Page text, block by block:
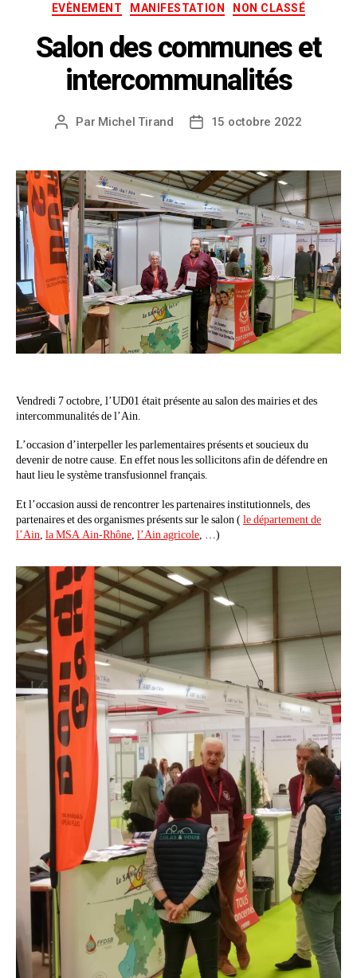
EVÈNEMENT MANIFESTATION NON CLASSÉ
Salon des communes et
intercommunalités
Par Michel Tirand 15 octobre 2022
Vendredi 7 octobre, l’UD01 était présente au salon des mairies et des
intercommunalités de l’Ain.
L’occasion d’interpeller les parlementaires présents et soucieux du
devenir de notre cause. En effet nous les sollicitons afin de défendre en
haut lieu le système transfusionnel français.
Et l’occasion aussi de rencontrer les partenaires institutionnels, des
partenaires et des organismes présents sur le salon (le département de
l’Ain, la MSA Ain-Rhône, l’Ain agricole, …)